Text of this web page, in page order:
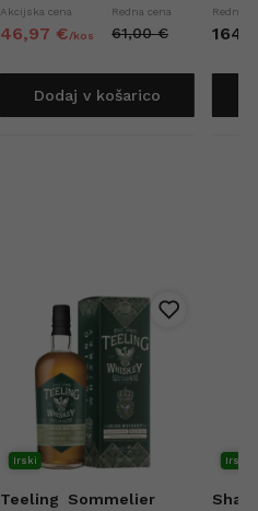
Akcijska cena
46,97 €/kos
Redna cena
61,00 €
Dodaj v košarico
Redna
164,
Irski
Teeling
Sommelier
Irski